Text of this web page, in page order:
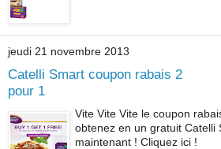
jeudi 21 novembre 2013
Catelli Smart coupon rabais 2
pour 1
Vite Vite Vite le coupon
obtenez en un gratuit Catelli
maintenant ! Cliquez ici !